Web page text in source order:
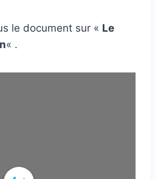
le document sur « Le
« .